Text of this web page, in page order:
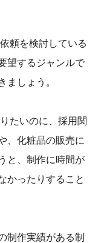
頼を検討している
望するジャンルで
ましょう。
たいのに、採用関
、化粧品の販売に
と、制作に時間が
かったりすること
制作実績がある制